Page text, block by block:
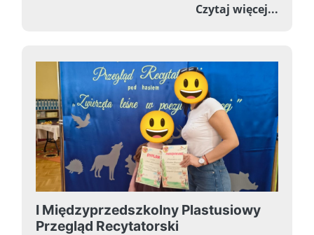
Czytaj więcej...o
I Międzyprzedszkolny Plastusiowy
Przegląd Recytatorski